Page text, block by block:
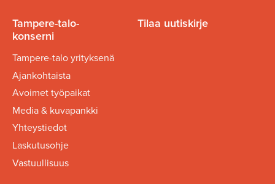
Tampere-talo-
konserni
Tampere-talo yrityksenä
Ajankohtaista
Avoimet työpaikat
Media & kuvapankki
Yhteystiedot
Laskutusohje
Vastuullisuus
Tilaa uutiskirje